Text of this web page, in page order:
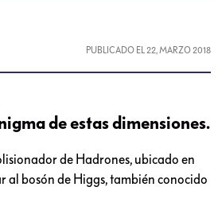
PUBLICADO EL 22, MARZO 2018
de estas dimensiones.
de Hadrones, ubicado en
al bosón de Higgs, también conocido